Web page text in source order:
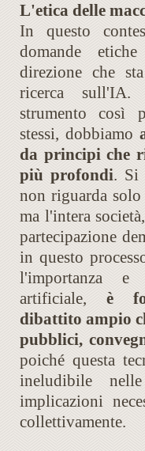
L'etica delle
In questo
domande
direzione che
ricerca
strumento così
stessi, dobbiamo
da principi che
più profondi. Si
non riguarda
ma l'intera
partecipazione
in questo
l'importanza e
artificiale, è
dibattito ampio
pubblici,
poiché questa
ineludibile
implicazioni
collettivamente.